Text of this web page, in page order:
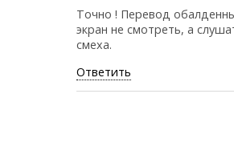
Точно ! Перевод
экран не смотреть, а
смеха.
Ответить